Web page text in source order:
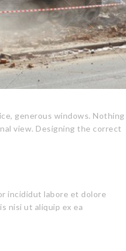
generous windows. Nothing
view. Designing the correct
incididut labore et dolore
nisi ut aliquip ex ea